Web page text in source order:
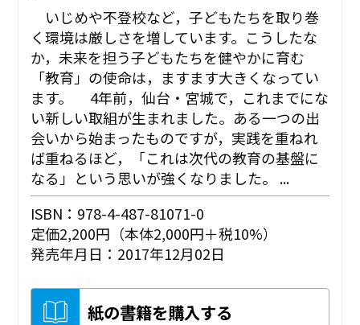
いじめや不登校など，子どもたちを取り巻
く環境は厳しさを増しています。こうしたな
か，未来を担う子どもたちを健やかに育む
「教育」の使命は，ますます大きくなってい
ます。 4年前，仙台・宮城で，これまでにな
い新しい取組が生まれました。ある一つの出
会いから始まったものですが，実践を重ねれ
ば重ねるほど，「これは次代の教育の基盤に
なる」という思いが強くなりました。 ...
ISBN：978-4-487-81071-0
定価2,200円（本体2,000円＋税10%）
発売年月日：2017年12月02日
紙の書籍を購入する